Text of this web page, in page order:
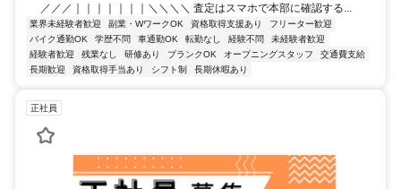
／／／｜｜｜｜｜｜｜＼＼＼＼ 査定はスマホで本部に確認する...
業界未経験者歓迎 副業・WワークOK 資格取得支援あり
フリーター歓迎
バイク通勤OK
学歴不問 車通勤OK 転勤なし 経験不問
未経験者歓迎
経験者歓迎
残業なし 研修あり ブランクOK オープニングスタッフ
交通費支給
長期歓迎
資格取得手当あり シフト制 長期休暇あり
正社員